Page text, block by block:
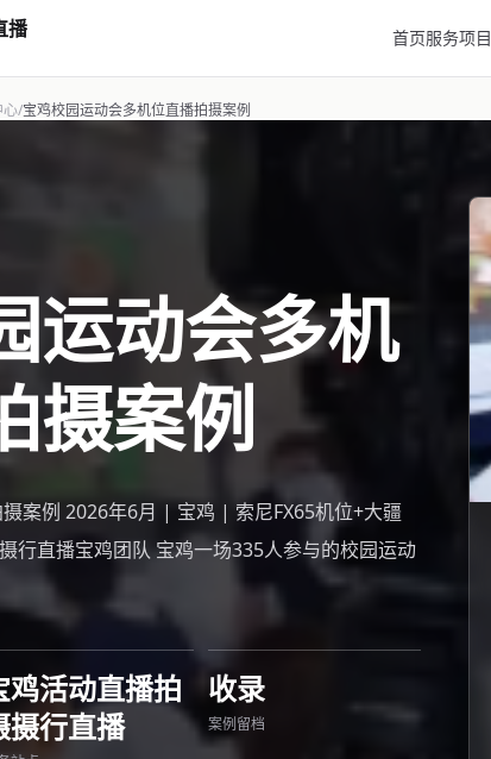
播 首页服务项目
心/宝鸡校园运动会多机位直播拍摄案例
运动会多机
摄案例
案例 2026年6月 | 宝鸡 | 索尼FX65机位+大疆
行直播宝鸡团队 宝鸡一场335人参与的校园运动
鸡活动直播拍
摄行直播
收录
案例留档